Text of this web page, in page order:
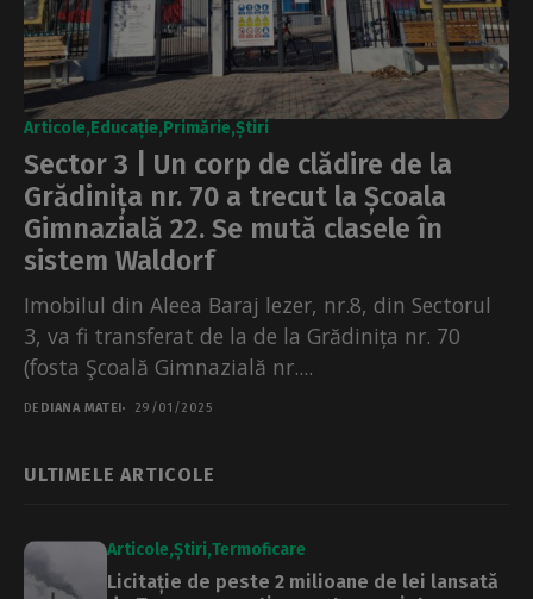
Articole Educație Primărie Știri
Sector 3 | Un corp de clădire de la
Grădinița nr. 70 a trecut la Școala
Gimnazială 22. Se mută clasele în
sistem Waldorf
Imobilul din Aleea Baraj lezer, nr.8, din Sectorul
3, va fi transferat de la de la Grădinița nr. 70
(fosta Şcoală Gimnazială nr....
DE DIANA MATEI 29/01/2025
ULTIMELE ARTICOLE
Articole Știri Termoficare
Licitație de peste 2 milioane de lei lansată